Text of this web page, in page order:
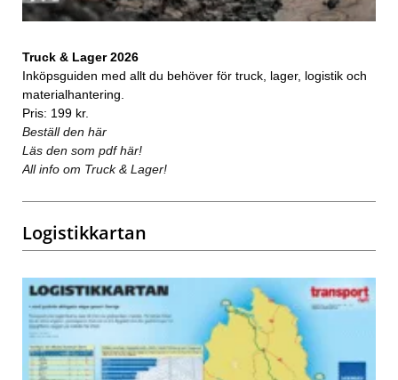
Truck & Lager 2026
Inköpsguiden med allt du behöver för truck, lager, logistik och
materialhantering.
Pris: 199 kr.
Beställ den här
Läs den som pdf här!
All info om Truck & Lager!
Logistikkartan